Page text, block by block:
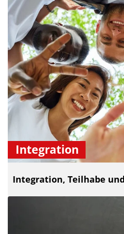
Integration
Integration, Teilhabe